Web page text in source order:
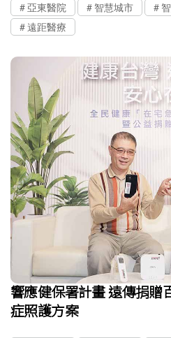
亞東醫院 智慧城市
遠距醫療
響應健保署計畫 遠傳捐贈
症照護方案